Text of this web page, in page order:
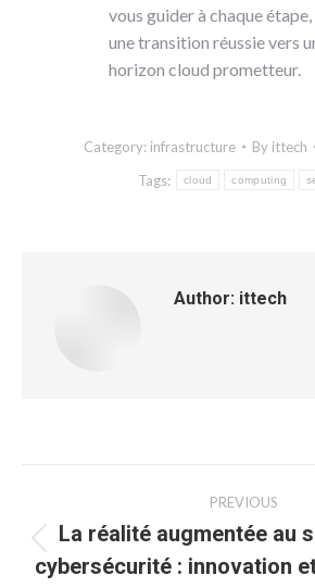
vous guider à chaque
une transition réussie vers
horizon cloud prometteur.
Category: infrastructure By ittech
Tags:
cloud computing
Author: ittech
navigation
PREVIOUS
post:
La réalité augmentée au
cybersécurité : innovation